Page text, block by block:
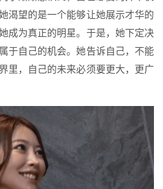
渴望的是一个能够让她展示才华的
成为真正的明星。于是，她下定决
于自己的机会。她告诉自己，不能
里，自己的未来必须要更大，更广